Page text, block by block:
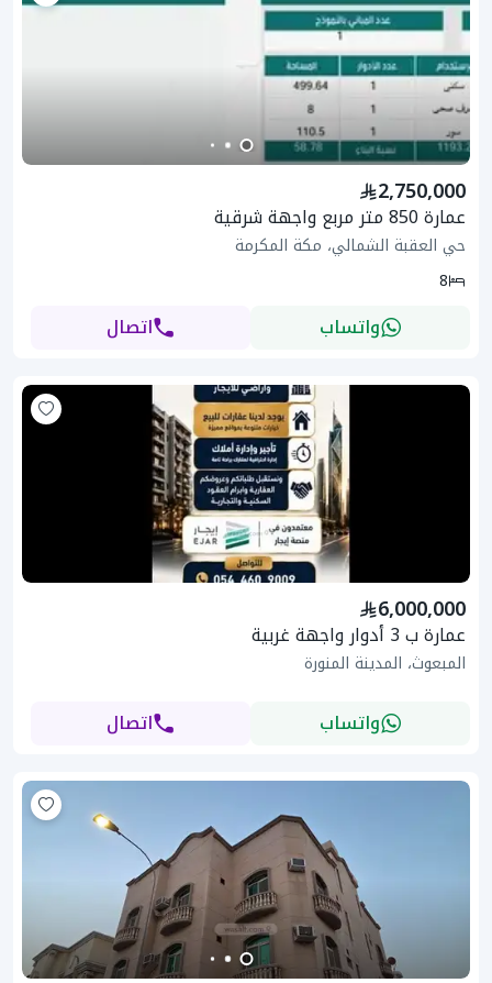
2,750,000
عمارة 850 متر مربع واجهة شرقية
حي العقبة الشمالي، مكة المكرمة
8
واتساب اتصال
6,000,000
عمارة ب 3 أدوار واجهة غربية
المبعوث، المدينة المنورة
واتساب اتصال